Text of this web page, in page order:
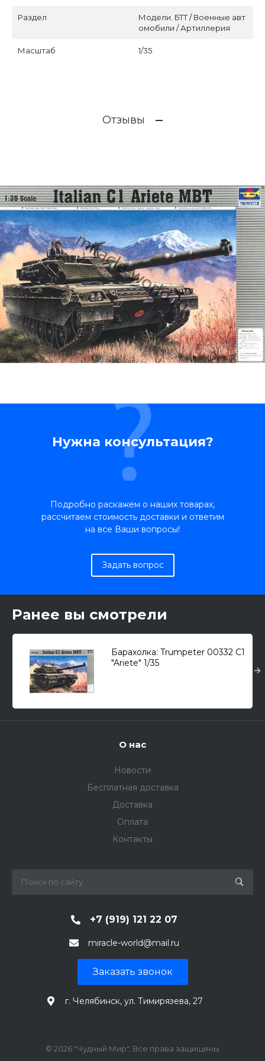
Раздел
Модели. БТТ / Военные авт
омобили / Артиллерия
Масштаб 1/35
Отзывы
Нужна консультация?
Подробно раскажем о наших товарах,
рассчитаем стоимость доставки и ответим
на все Ваши вопросы!
Задать вопрос
Ранее вы смотрели
Барахолка: Trumpeter 00332 C1
"Ariete" 1/35
О нас
Новости
Бесплатная доставка
Доставка
Оплата
Контакты
+7 (919) 121 22 07
miracle-world@mail.ru
Заказать звонок
г. Челябинск, ул. Тимирязева, 27
© 2026 "Чудный Мир", Все права защищены